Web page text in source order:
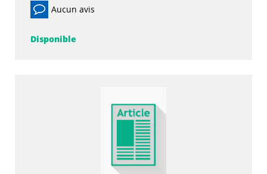
Aucun avis
Disponible